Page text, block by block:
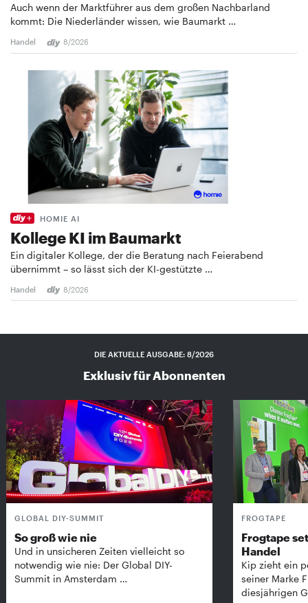
Auch wenn der Marktführer aus dem großen Nachbarland
kommt: Die Niederländer wissen, wie Baumarkt …
Handel 8/2026
HOMIE AI
Kollege KI im Baumarkt
Ein digitaler Kollege, der die Beratung nach Feierabend
übernimmt – so lässt sich der KI-gestützte …
Handel 8/2026
DIE AKTUELLE AUSGABE: 8/2026
Exklusiv für Abonnenten
GLOBAL DIY-SUMMIT
So groß wie nie
Und in unsicheren Zeiten vielleicht so
notwendig wie nie: Der Global DIY-
Summit in Amsterdam …
FROGTAPE
Frogtape
Handel
Kip zieht ein
seiner Marke
diesjährigen